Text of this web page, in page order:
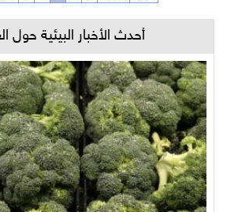
أحدث الأخبار البيئية حول